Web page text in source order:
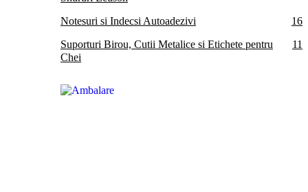
Notesuri si Indecsi Autoadezivi
16
Suporturi Birou, Cutii Metalice si Etichete pentru
Chei
11